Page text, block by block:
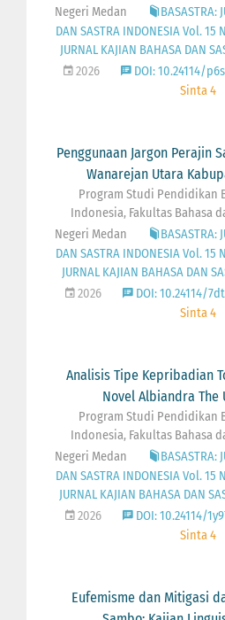
Negeri Medan
BASASTRA:
DAN SASTRA INDONESIA Vol. 15
JURNAL KAJIAN BAHASA DAN
2026
DOI: 10.24114/
Sinta 4
Penggunaan Jargon Perajin
Wanarejan Utara
Program Studi Pendidikan
Indonesia, Fakultas Bahasa
Negeri Medan
BASASTRA:
DAN SASTRA INDONESIA Vol. 15
JURNAL KAJIAN BAHASA DAN
2026
DOI: 10.24114/
Sinta 4
Analisis Tipe Kepribadian
Novel Albiandra The
Program Studi Pendidikan
Indonesia, Fakultas Bahasa
Negeri Medan
BASASTRA:
DAN SASTRA INDONESIA Vol. 15
JURNAL KAJIAN BAHASA DAN
2026
DOI: 10.24114/
Sinta 4
Eufemisme dan Mitigasi